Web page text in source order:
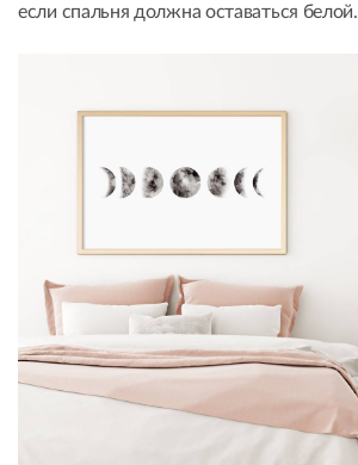
если спальня должна оставаться белой.